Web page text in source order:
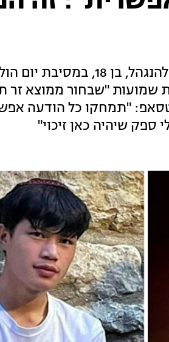
ליעד אדרי, בן 21, נאשם ברצח הנער יואל
שמועות "שבחור ממוצא זר
"תמחקו כל הודעה
ספק שיהיה כאן זיכוי"